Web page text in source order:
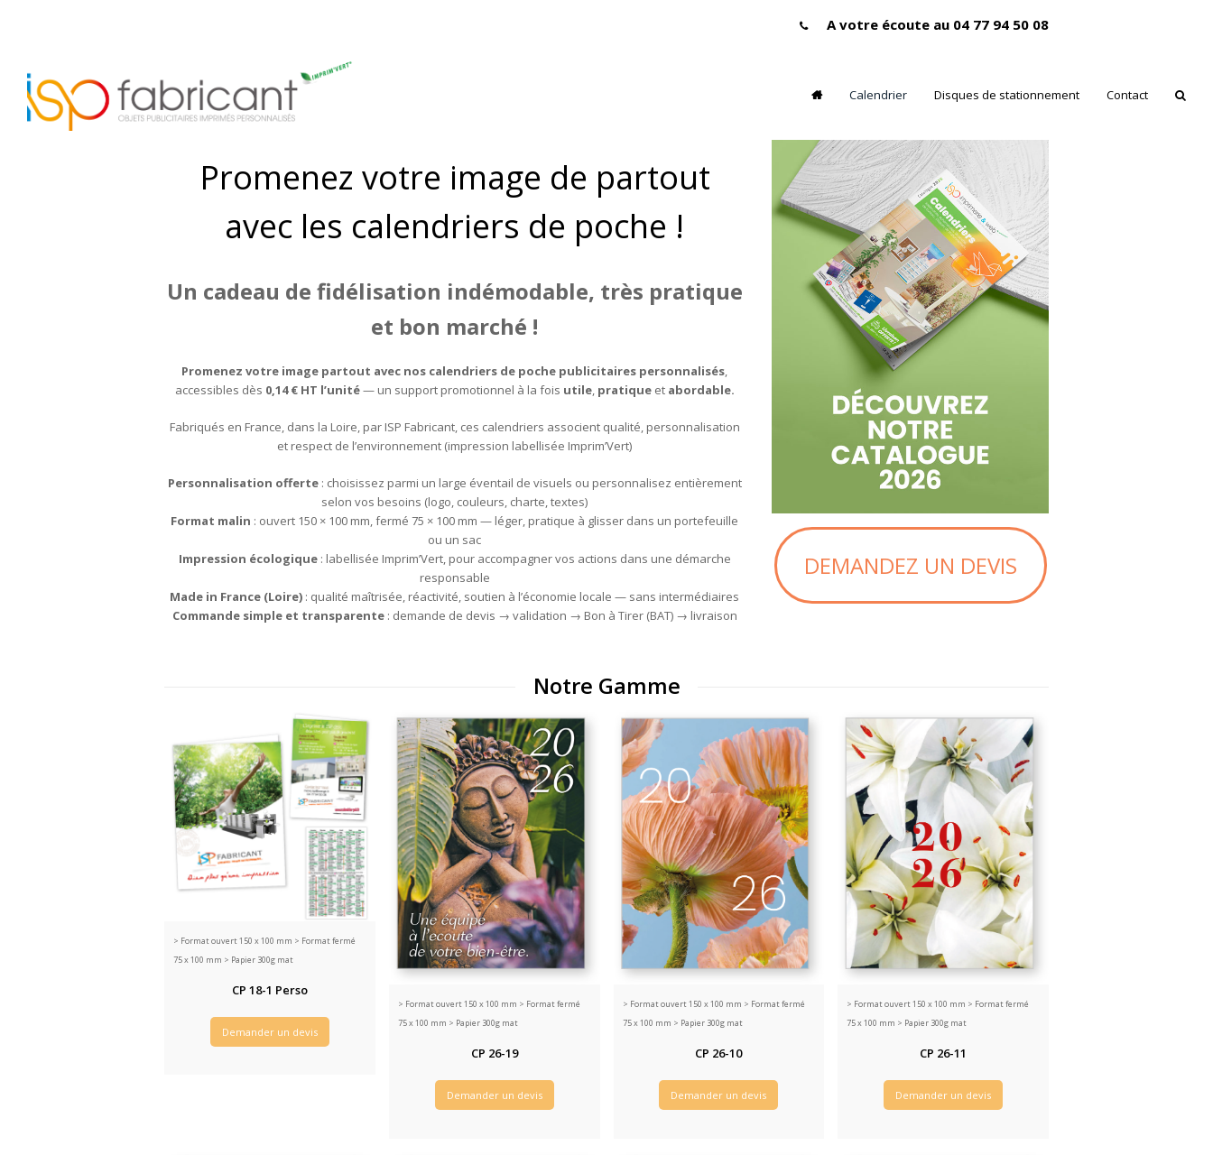
A votre écoute au 04 77 94 50 08
Calendrier Disques de stationnement Contact
Promenez votre image de partout
avec les calendriers de poche !
Un cadeau de fidélisation indémodable, très pratique
et bon marché !
Promenez votre image partout avec nos calendriers de poche publicitaires personnalisés,
accessibles dès 0,14 € HT l’unité— un support promotionnel à la fois utile, pratiqueet abordable.
Fabriqués en France, dans la Loire, par ISP Fabricant, ces calendriers associent qualité, personnalisation
et respect de l’environnement (impression labellisée Imprim’Vert)
Personnalisation offerte: choisissez parmi un large éventail de visuels ou personnalisez entièrement
selon vos besoins (logo, couleurs, charte, textes)
Format malin : ouvert 150 × 100 mm, fermé 75 × 100 mm — léger, pratique à glisser dans un portefeuille
ou un sac
Impression écologique: labellisée Imprim’Vert, pour accompagner vos actions dans une démarche
responsable
Made in France (Loire) : qualité maîtrisée, réactivité, soutien à l’économie locale — sans intermédiaires
Commande simple et transparente: demande de devis → validation → Bon à Tirer (BAT) → livraison
DEMANDEZ UN DEVIS
Notre Gamme
> Format ouvert 150 x 100 mm > Format fermé
75 x 100 mm > Papier 300g mat
CP 18-1 Perso
Demander un devis
> Format ouvert 150 x 100 mm > Format fermé
75 x 100 mm > Papier 300g mat
CP 26-19
Demander un devis
> Format ouvert 150 x 100 mm > Format fermé
75 x 100 mm > Papier 300g mat
CP 26-10
Demander un devis
> Format ouvert 150 x 100 mm > Format fermé
75 x 100 mm > Papier 300g mat
CP 26-11
Demander un devis